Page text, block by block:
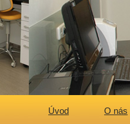
Úvod O nás